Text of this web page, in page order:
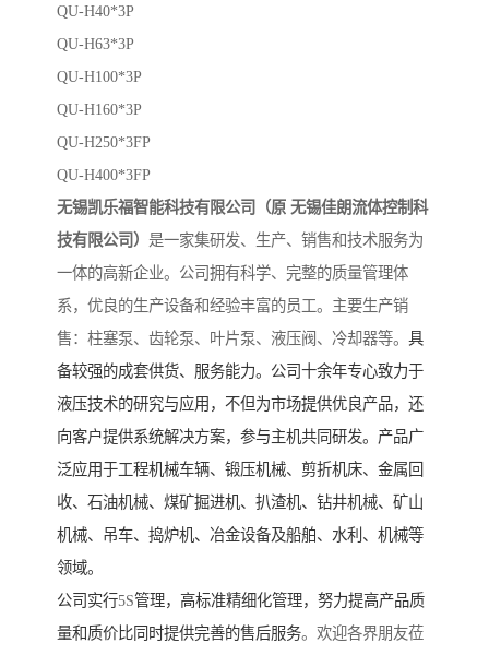
QU-H40*3P
QU-H63*3P
QU-H100*3P
QU-H160*3P
QU-H250*3FP
QU-H400*3FP
无锡凯乐福智能科技有限公司（原 无锡佳朗流体控制科
技有限公司） 是一家集研发、生产、销售和技术服务为
一体的高新企业。公司拥有科学、完整的质量管理体
系，优良的生产设备和经验丰富的员工。主要生产销
售：柱塞泵、齿轮泵、叶片泵、液压阀、冷却器等。 具
备较强的成套供货、服务能力。公司十余年专心致力于
液压技术的研究与应用，不但为市场提供优良产品，还
向客户提供系统解决方案，参与主机共同研发。产品广
泛应用于工程机械车辆、锻压机械、剪折机床、金属回
收、石油机械、煤矿掘进机、扒渣机、钻井机械、矿山
机械、吊车、捣炉机、冶金设备及船舶、水利、机械等
领域。
公司实行5S管理，高标准精细化管理，努力提高产品质
量和质价比同时提供完善的售后服务。欢迎各界朋友莅